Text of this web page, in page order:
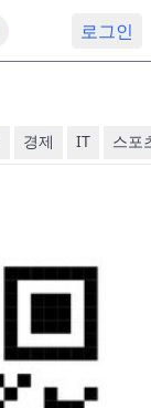
로그인
경제 IT 스포